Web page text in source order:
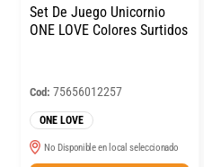
Set De Juego Unicornio
ONE LOVE Colores Surtidos
Cod: 75656012257
ONE LOVE
No Disponible en local seleccionado